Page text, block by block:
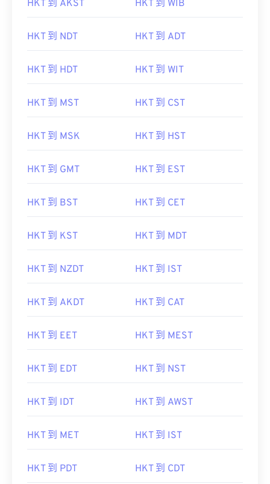
HKT 到 AKST HKT 到 WIB
HKT 到 NDT HKT 到 ADT
HKT 到 HDT HKT 到 WIT
HKT 到 MST HKT 到 CST
HKT 到 MSK HKT 到 HST
HKT 到 GMT HKT 到 EST
HKT 到 BST HKT 到 CET
HKT 到 KST HKT 到 MDT
HKT 到 NZDT HKT 到 IST
HKT 到 AKDT HKT 到 CAT
HKT 到 EET HKT 到 MEST
HKT 到 EDT HKT 到 NST
HKT 到 IDT HKT 到 AWST
HKT 到 MET HKT 到 IST
HKT 到 PDT HKT 到 CDT